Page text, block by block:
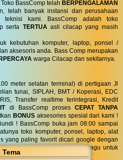
Tema
BassComp telah BERPENGALAMAN
telah banyak instansi dan perusahaan
teknisi kami. BassComp adalah toko
serta TERTUAasli cilacap yang masih
kebutuhan komputer, laptop, ponsel /
aksesoris anda. Bass Comp merupakan
warga Cilacap dan sekitarnya.
meter selatan terminal) di pertigaan Jl
tunai, SIPLAH, BMT / Koperasi, EDC
Transfer realtime terintegrasi, Kredit
di BassComp proses CEPAT TANPA
BONUSaksesories spesial dari kami !
! BassComp buka jam 08:00 sampai
toko komputer, ponsel, laptop, alat
yang paling favorit dicari google dengan
untuk area Cilacap. Jangan ragu untuk
atau dengan klik :